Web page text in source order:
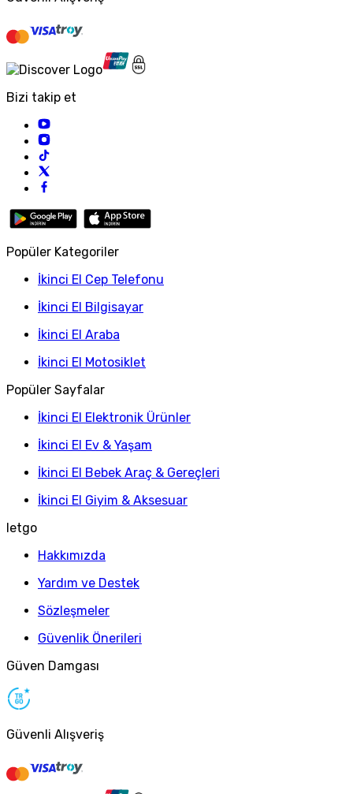
Bizi takip et
Popüler Kategoriler
İkinci El Cep Telefonu
İkinci El Bilgisayar
İkinci El Araba
İkinci El Motosiklet
Popüler Sayfalar
İkinci El Elektronik Ürünler
İkinci El Ev & Yaşam
İkinci El Bebek Araç & Gereçleri
İkinci El Giyim & Aksesuar
letgo
Hakkımızda
Yardım ve Destek
Sözleşmeler
Güvenlik Önerileri
Güven Damgası
Güvenli Alışveriş